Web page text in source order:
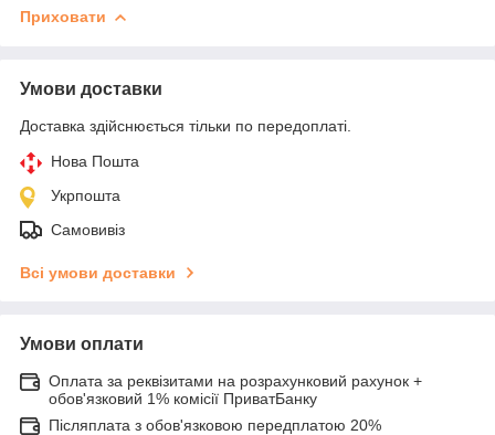
Приховати
Умови доставки
Доставка здійснюється тільки по передоплаті.
Нова Пошта
Укрпошта
Самовивіз
Всі умови доставки
Умови оплати
Оплата за реквізитами на розрахунковий рахунок +
обов'язковий 1% комісії ПриватБанку
Післяплата з обов'язковою передплатою 20%